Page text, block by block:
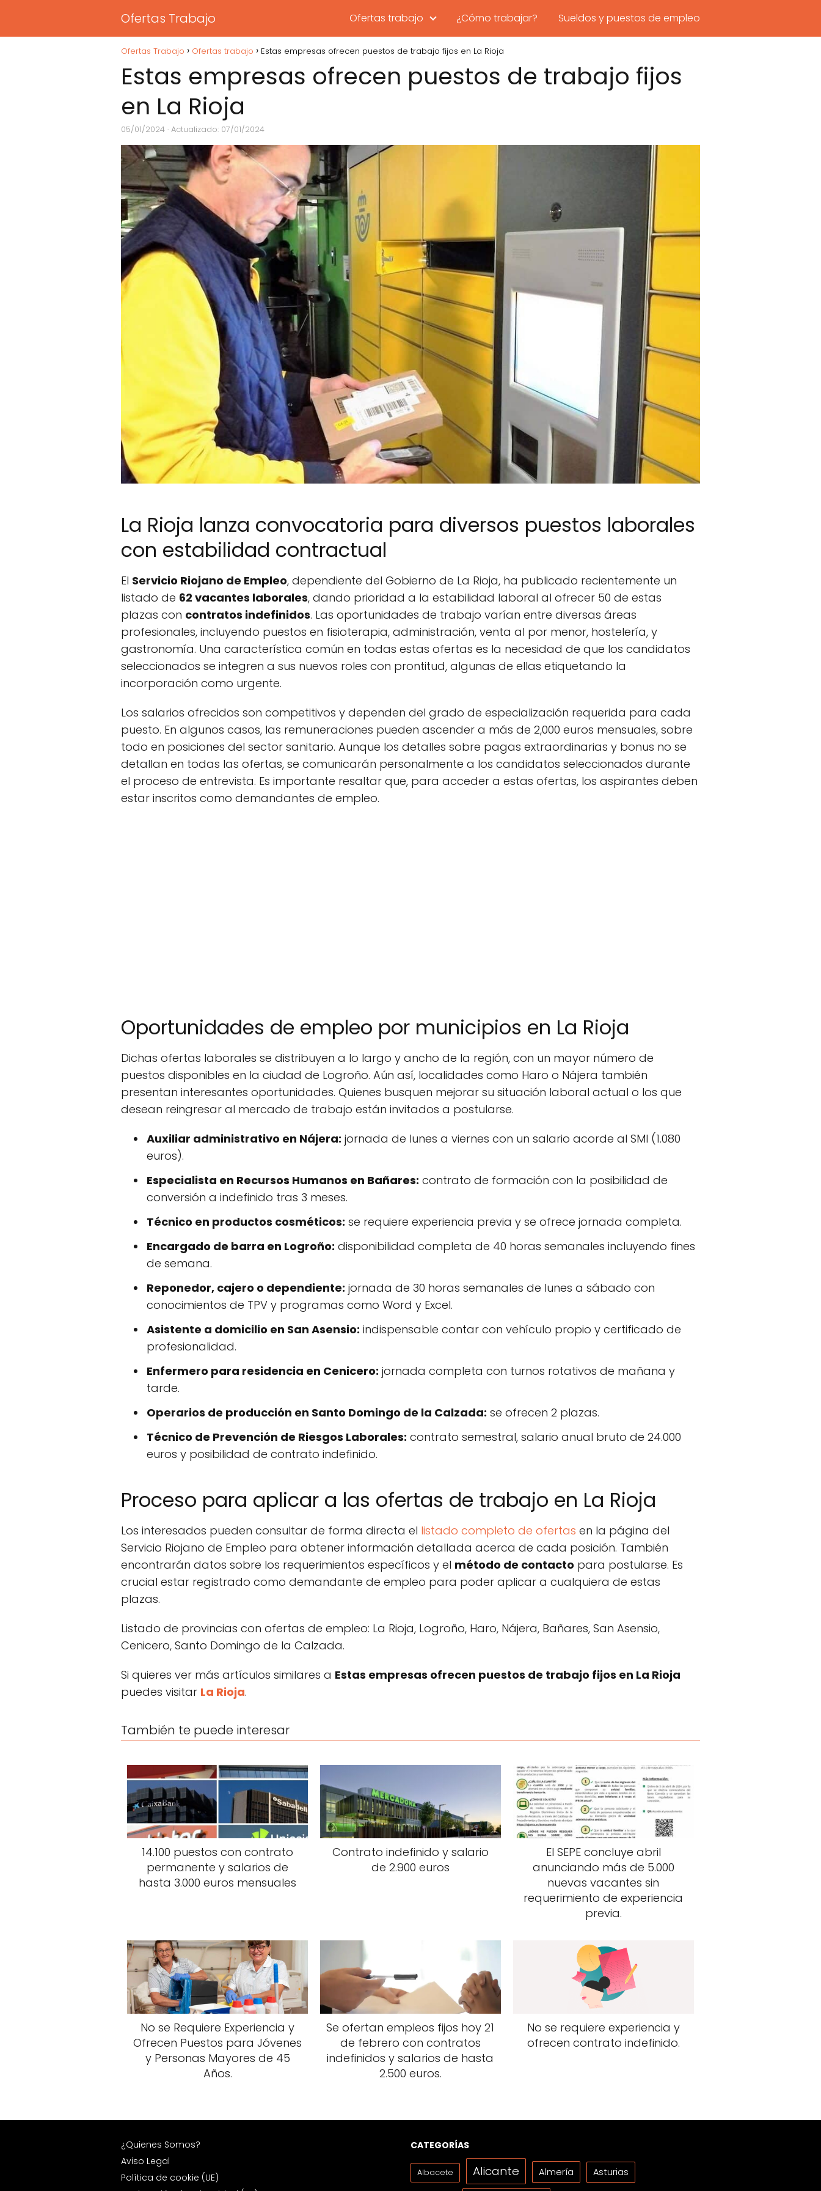
Ofertas Trabajo Ofertas trabajo ¿Cómo trabajar? Sueldos y puestos de empleo
Ofertas Trabajo Ofertas trabajo Estas empresas ofrecen puestos de trabajo fijos en La Rioja
Estas empresas ofrecen puestos de trabajo fijos
en La Rioja
05/01/2024 · Actualizado: 07/01/2024
La Rioja lanza convocatoria para diversos puestos laborales
con estabilidad contractual
El Servicio Riojano de Empleo, dependiente del Gobierno de La Rioja, ha publicado recientemente un
listado de 62 vacantes laborales, dando prioridad a la estabilidad laboral al ofrecer 50 de estas
plazas con contratos indefinidos. Las oportunidades de trabajo varían entre diversas áreas
profesionales, incluyendo puestos en fisioterapia, administración, venta al por menor, hostelería, y
gastronomía. Una característica común en todas estas ofertas es la necesidad de que los candidatos
seleccionados se integren a sus nuevos roles con prontitud, algunas de ellas etiquetando la
incorporación como urgente.
Los salarios ofrecidos son competitivos y dependen del grado de especialización requerida para cada
puesto. En algunos casos, las remuneraciones pueden ascender a más de 2,000 euros mensuales, sobre
todo en posiciones del sector sanitario. Aunque los detalles sobre pagas extraordinarias y bonus no se
detallan en todas las ofertas, se comunicarán personalmente a los candidatos seleccionados durante
el proceso de entrevista. Es importante resaltar que, para acceder a estas ofertas, los aspirantes deben
estar inscritos como demandantes de empleo.
Oportunidades de empleo por municipios en La Rioja
Dichas ofertas laborales se distribuyen a lo largo y ancho de la región, con un mayor número de
puestos disponibles en la ciudad de Logroño. Aún así, localidades como Haro o Nájera también
presentan interesantes oportunidades. Quienes busquen mejorar su situación laboral actual o los que
desean reingresar al mercado de trabajo están invitados a postularse.
Auxiliar administrativo en Nájera: jornada de lunes a viernes con un salario acorde al SMI (1.080
euros).
Especialista en Recursos Humanos en Bañares: contrato de formación con la posibilidad de
conversión a indefinido tras 3 meses.
Técnico en productos cosméticos: se requiere experiencia previa y se ofrece jornada completa.
Encargado de barra en Logroño: disponibilidad completa de 40 horas semanales incluyendo fines
de semana.
Reponedor, cajero o dependiente: jornada de 30 horas semanales de lunes a sábado con
conocimientos de TPV y programas como Word y Excel.
Asistente a domicilio en San Asensio: indispensable contar con vehículo propio y certificado de
profesionalidad.
Enfermero para residencia en Cenicero: jornada completa con turnos rotativos de mañana y
tarde.
Operarios de producción en Santo Domingo de la Calzada: se ofrecen 2 plazas.
Técnico de Prevención de Riesgos Laborales: contrato semestral, salario anual bruto de 24.000
euros y posibilidad de contrato indefinido.
Proceso para aplicar a las ofertas de trabajo en La Rioja
Los interesados pueden consultar de forma directa el listado completo de ofertas en la página del
Servicio Riojano de Empleo para obtener información detallada acerca de cada posición. También
encontrarán datos sobre los requerimientos específicos y el método de contacto para postularse. Es
crucial estar registrado como demandante de empleo para poder aplicar a cualquiera de estas
plazas.
Listado de provincias con ofertas de empleo: La Rioja, Logroño, Haro, Nájera, Bañares, San Asensio,
Cenicero, Santo Domingo de la Calzada.
Si quieres ver más artículos similares a Estas empresas ofrecen puestos de trabajo fijos en La Rioja
puedes visitar La Rioja.
También te puede interesar
14.100 puestos con contrato
permanente y salarios de
hasta 3.000 euros mensuales
Contrato indefinido y salario
de 2.900 euros
El SEPE concluye abril
anunciando más de 5.000
nuevas vacantes sin
requerimiento de experiencia
previa.
No se Requiere Experiencia y
Ofrecen Puestos para Jóvenes
y Personas Mayores de 45
Años.
Se ofertan empleos fijos hoy 21
de febrero con contratos
indefinidos y salarios de hasta
2.500 euros.
No se requiere experiencia y
ofrecen contrato indefinido.
¿Quienes Somos?
Aviso Legal
Política de cookie (UE)
CATEGORÍAS
Albacete Alicante Almería Asturias